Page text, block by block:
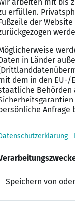
und
transparenten
Umsetzung
an